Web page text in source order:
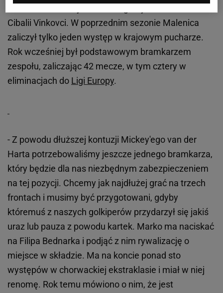
Cibalii Vinkovci. W poprzednim sezonie Malenica
zaliczył tylko jeden występ w krajowym pucharze.
Rok wcześniej był podstawowym bramkarzem
zespołu, zaliczając 42 mecze, w tym cztery w
eliminacjach do Ligi Europy.
- Z powodu dłuższej kontuzji Mickey'ego van der
Harta potrzebowaliśmy jeszcze jednego bramkarza,
który będzie dla nas niezbędnym zabezpieczeniem
na tej pozycji. Chcemy jak najdłużej grać na trzech
frontach i musimy być przygotowani, gdyby
któremuś z naszych golkiperów przydarzył się jakiś
uraz lub pauza z powodu kartek. Marko ma naciskać
na Filipa Bednarka i podjąć z nim rywalizację o
miejsce w składzie. Ma na koncie ponad sto
występów w chorwackiej ekstraklasie i miał w niej
renomę. Rok temu mówiono o nim, że jest